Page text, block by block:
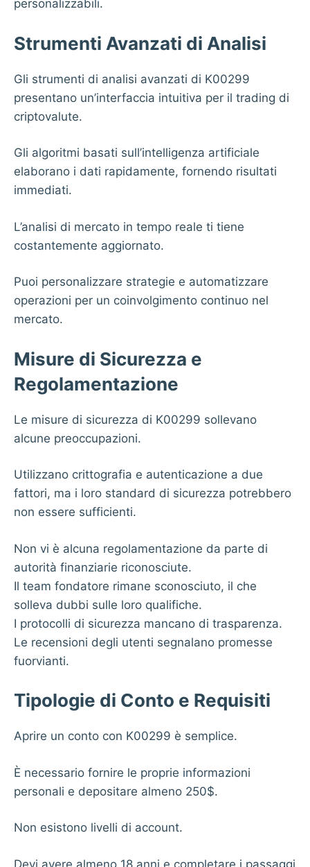
personalizzabili.
Strumenti Avanzati di Analisi
Gli strumenti di analisi avanzati di K00299
presentano un’interfaccia intuitiva per il trading di
criptovalute.
Gli algoritmi basati sull’intelligenza artificiale
elaborano i dati rapidamente, fornendo risultati
immediati.
L’analisi di mercato in tempo reale ti tiene
costantemente aggiornato.
Puoi personalizzare strategie e automatizzare
operazioni per un coinvolgimento continuo nel
mercato.
Misure di Sicurezza e
Regolamentazione
Le misure di sicurezza di K00299 sollevano
alcune preoccupazioni.
Utilizzano crittografia e autenticazione a due
fattori, ma i loro standard di sicurezza potrebbero
non essere sufficienti.
Non vi è alcuna regolamentazione da parte di
autorità finanziarie riconosciute.
Il team fondatore rimane sconosciuto, il che
solleva dubbi sulle loro qualifiche.
I protocolli di sicurezza mancano di trasparenza.
Le recensioni degli utenti segnalano promesse
fuorvianti.
Tipologie di Conto e Requisiti
Aprire un conto con K00299 è semplice.
È necessario fornire le proprie informazioni
personali e depositare almeno 250$.
Non esistono livelli di account.
Devi avere almeno 18 anni e completare i passaggi